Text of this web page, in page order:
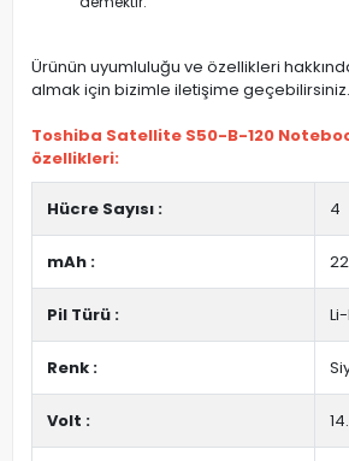
Ürünün uyumluluğu ve özellikleri
almak için bizimle iletişime geçebilirsiniz.
Toshiba Satellite S50-B-120
özellikleri:
Hücre Sayısı : 4
mAh :
Pil Türü :
Renk :
Volt :